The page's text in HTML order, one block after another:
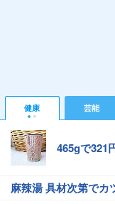
健康 芸能
465gで321
麻辣湯 具材次第でカ